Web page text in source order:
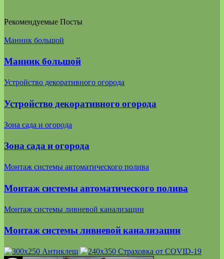
Рекомендуемые Посты
Манник большой
Манник большой
Устройство декоративного огорода
Устройство декоративного огорода
Зона сада и огорода
Зона сада и огорода
Монтаж системы автоматического полива
Монтаж системы автоматического полива
Монтаж системы ливневой канализации
Монтаж системы ливневой канализации